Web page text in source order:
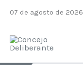
contenido
07 de agosto de 2026